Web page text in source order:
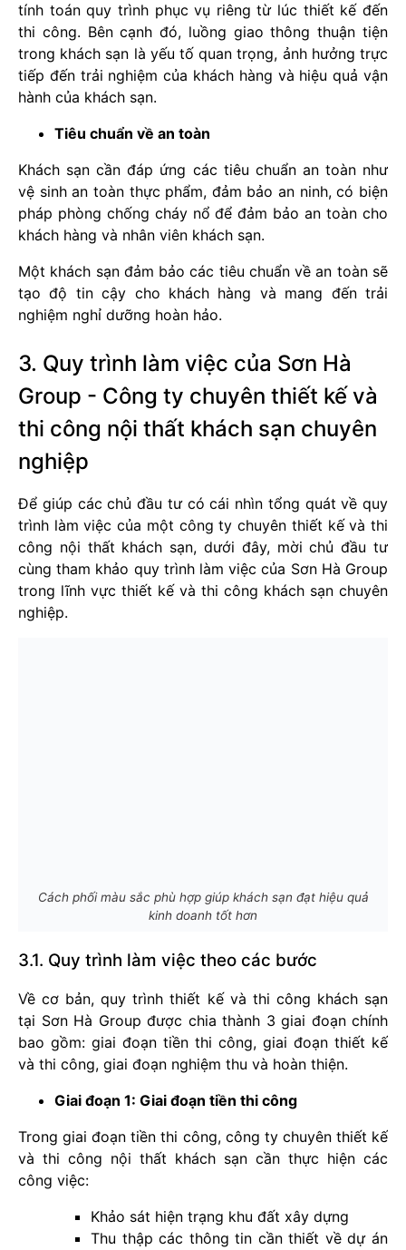
tính toán quy trình phục vụ riêng từ lúc thiết kế đến
thi công. Bên cạnh đó, luồng giao thông thuận tiện
trong khách sạn là yếu tố quan trọng, ảnh hưởng trực
tiếp đến trải nghiệm của khách hàng và hiệu quả vận
hành của khách sạn.
Tiêu chuẩn về an toàn
Khách sạn cần đáp ứng các tiêu chuẩn an toàn như
vệ sinh an toàn thực phẩm, đảm bảo an ninh, có biện
pháp phòng chống cháy nổ để đảm bảo an toàn cho
khách hàng và nhân viên khách sạn.
Một khách sạn đảm bảo các tiêu chuẩn về an toàn sẽ
tạo độ tin cậy cho khách hàng và mang đến trải
nghiệm nghỉ dưỡng hoàn hảo.
3. Quy trình làm việc của Sơn Hà
Group - Công ty chuyên thiết kế và
thi công nội thất khách sạn chuyên
nghiệp
Để giúp các chủ đầu tư có cái nhìn tổng quát về quy
trình làm việc của một công ty chuyên thiết kế và thi
công nội thất khách sạn, dưới đây, mời chủ đầu tư
cùng tham khảo quy trình làm việc của Sơn Hà Group
trong lĩnh vực thiết kế và thi công khách sạn chuyên
nghiệp.
Cách phối màu sắc phù hợp giúp khách sạn đạt hiệu quả
kinh doanh tốt hơn
3.1. Quy trình làm việc theo các bước
Về cơ bản, quy trình thiết kế và thi công khách sạn
tại Sơn Hà Group được chia thành 3 giai đoạn chính
bao gồm: giai đoạn tiền thi công, giai đoạn thiết kế
và thi công, giai đoạn nghiệm thu và hoàn thiện.
Giai đoạn 1: Giai đoạn tiền thi công
Trong giai đoạn tiền thi công, công ty chuyên thiết kế
và thi công nội thất khách sạn cần thực hiện các
công việc:
Khảo sát hiện trạng khu đất xây dựng
Thu thập các thông tin cần thiết về dự án